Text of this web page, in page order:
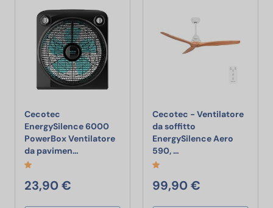
Cecotec
EnergySilence 6000
PowerBox Ventilatore
da pavimen… Cecotec EnergySilence 6000 PowerBox
23,90 €
Cecotec - Ventilatore
da soffitto
EnergySilence Aero
590, …
99,90 €